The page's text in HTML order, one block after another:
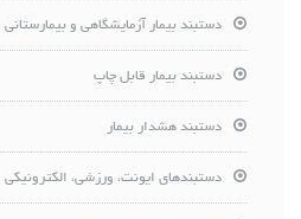
دستبند بیمار آزمایشگاهی و بیمارستانی
دستبند بیمار قابل چاپ
دستبند هشدار بیمار
دستبندهای ایونت، ورزشی، الکترونیکی